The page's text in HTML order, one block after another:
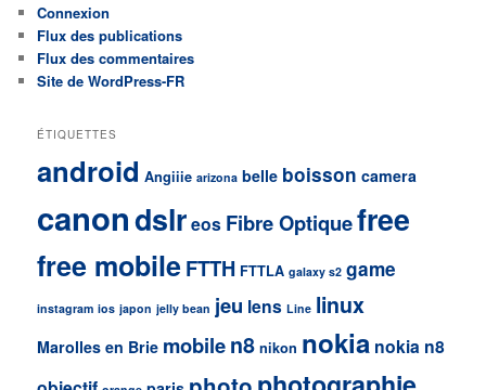
Connexion
Flux des publications
Flux des commentaires
Site de WordPress-FR
ÉTIQUETTES
android Angiiie arizona belle boisson camera
canondslreos Fibre Optiquefree
free mobileFTTH FTTLA galaxy s2 game
instagram ios japon jelly bean jeu lens Line linux
Marolles en Brie mobilen8 nikon nokia nokia n8